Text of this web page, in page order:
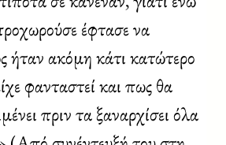
έφτασε να
ήταν ακόμη κάτι κατώτερο
φανταστεί και πως θα
πριν τα ξαναρχίσει όλα